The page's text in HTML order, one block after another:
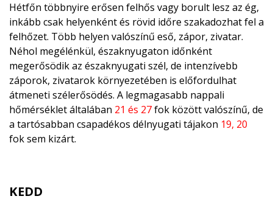
Hétfőn többnyire erősen felhős vagy borult lesz az ég,
inkább csak helyenként és rövid időre szakadozhat fel a
felhőzet. Több helyen valószínű eső, zápor, zivatar.
Néhol megélénkül, északnyugaton időnként
megerősödik az északnyugati szél, de intenzívebb
záporok, zivatarok környezetében is előfordulhat
átmeneti szélerősödés. A legmagasabb nappali
hőmérséklet általában 21 és 27fok között valószínű, de
a tartósabban csapadékos délnyugati tájakon 19, 20
fok sem kizárt.
KEDD